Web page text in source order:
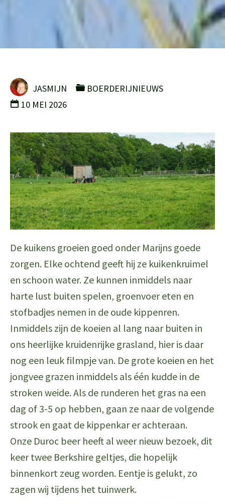
JASMIJN
BOERDERIJNIEUWS
10 MEI 2026
De kuikens groeien goed onder Marijns goede
zorgen. Elke ochtend geeft hij ze kuikenkruimel
en schoon water. Ze kunnen inmiddels naar
harte lust buiten spelen, groenvoer eten en
stofbadjes nemen in de oude kippenren.
Inmiddels zijn de koeien al lang naar buiten in
ons heerlijke kruidenrijke grasland, hier is daar
nog een leuk filmpje van. De grote koeien en het
jongvee grazen inmiddels als één kudde in de
stroken weide. Als de runderen het gras na een
dag of 3-5 op hebben, gaan ze naar de volgende
strook en gaat de kippenkar er achteraan.
Onze Duroc beer heeft al weer nieuw bezoek, dit
keer twee Berkshire geltjes, die hopelijk
binnenkort zeug worden. Eentje is gelukt, zo
zagen wij tijdens het tuinwerk.